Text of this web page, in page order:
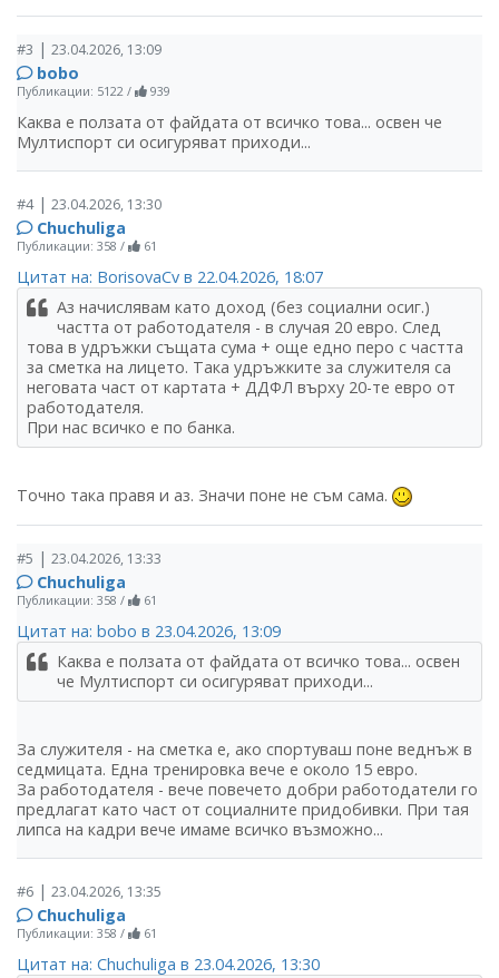
#3 | 23.04.2026, 13:09
bobo
Публикации: 5122 / 939
Каква е ползата от файдата от всичко това... освен че
Мултиспорт си осигуряват приходи...
#4| 23.04.2026, 13:30
Chuchuliga
Публикации: 358 / 61
Цитат на: BorisovaCv в 22.04.2026, 18:07
Аз начислявам като доход (без социални осиг.)
частта от работодателя - в случая 20 евро. След
това в удръжки същата сума + още едно перо с частта
за сметка на лицето. Така удръжките за служителя са
неговата част от картата + ДДФЛ върху 20-те евро от
работодателя.
При нас всичко е по банка.
Точно така правя и аз. Значи поне не съм сама.
#5 | 23.04.2026, 13:33
Chuchuliga
Публикации: 358 / 61
Цитат на: bobo в 23.04.2026, 13:09
Каква е ползата от файдата от всичко това... освен
че Мултиспорт си осигуряват приходи...
За служителя - на сметка е, ако спортуваш поне веднъж в
седмицата. Една тренировка вече е около 15 евро.
За работодателя - вече повечето добри работодатели го
предлагат като част от социалните придобивки. При тая
липса на кадри вече имаме всичко възможно...
#6 | 23.04.2026, 13:35
Chuchuliga
Публикации: 358 / 61
Цитат на: Chuchuliga в 23.04.2026, 13:30